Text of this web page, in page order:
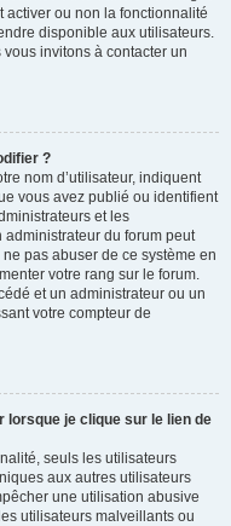
activer ou non la fonctionnalité
disponible aux utilisateurs.
invitons à contacter un
?
nom d’utilisateur, indiquent
vous avez publié ou identifient
et les
du forum peut
pas abuser de ce système en
votre rang sur le forum.
et un administrateur ou un
votre compteur de
lorsque je clique sur le lien de
seuls les utilisateurs
aux autres utilisateurs
une utilisation abusive
utilisateurs malveillants ou